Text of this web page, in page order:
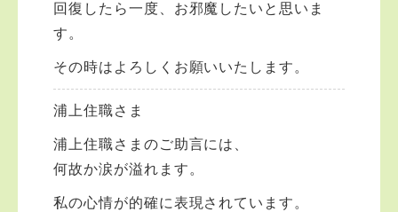
回復したら一度、お邪魔したいと思いま
す。
その時はよろしくお願いいたします。
浦上住職さま
浦上住職さまのご助言には、
何故か涙が溢れます。
私の心情が的確に表現されています。